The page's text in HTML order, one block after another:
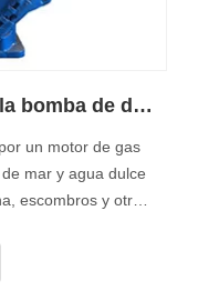
Aplicación y operación de la bomba de dragado
un motor de gas
mar y agua dulce
escombros y otras
manejo de
sentina de